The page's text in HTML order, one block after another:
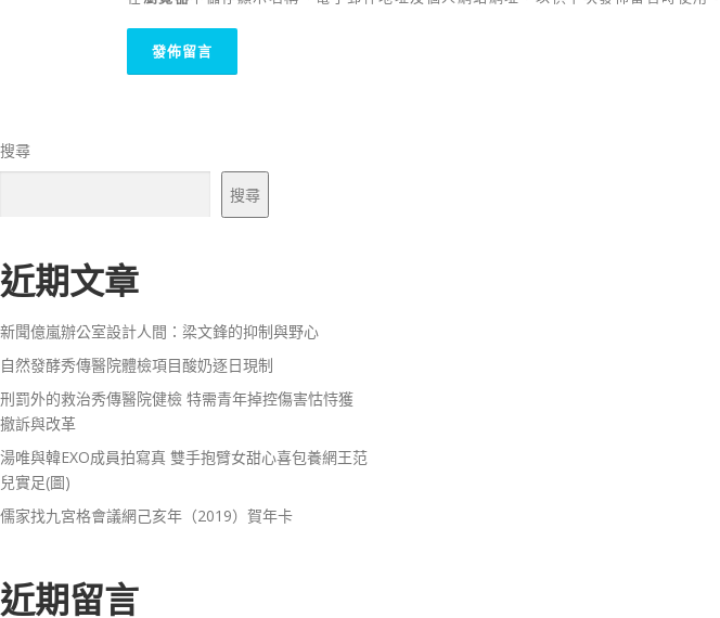
搜尋
搜尋
近期文章
新聞億嵐辦公室設計人間：梁文鋒的抑制與野心
自然發酵秀傳醫院體檢項目酸奶逐日現制
刑罰外的救治秀傳醫院健檢 特需青年掉控傷害怙恃獲
撤訴與改革
湯唯與韓EXO成員拍寫真 雙手抱臂女甜心喜包養網王范
兒實足(圖)
儒家找九宮格會議網己亥年（2019）賀年卡
近期留言